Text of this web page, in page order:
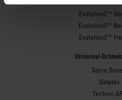
Evolution3™
Evolution3™
Evolution3™
Universal-
Sabre
Simplex
Technic